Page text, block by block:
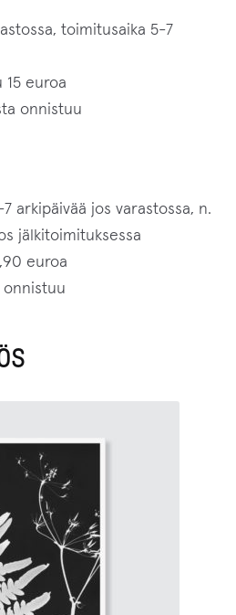
toimitusaika 5-7
euroa
onnistuu
arkipäivää jos varastossa, n.
jälkitoimituksessa
euroa
onnistuu